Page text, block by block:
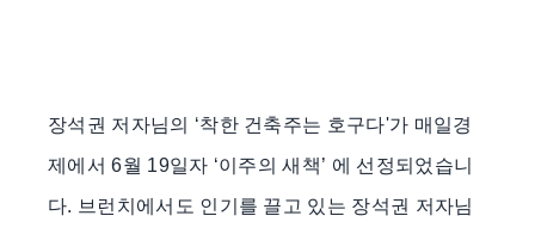
장석권 저자님의 ‘착한 건축주는 호구다'가 매일경
제에서 6월 19일자 ‘이주의 새책’ 에 선정되었습니
다. 브런치에서도 인기를 끌고 있는 장석권 저자님